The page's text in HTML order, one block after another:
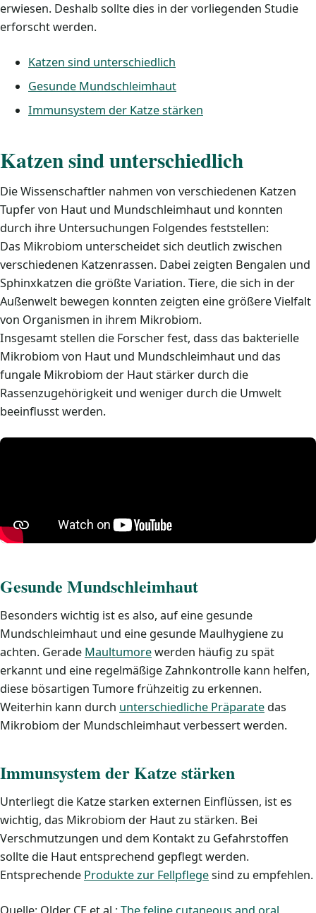
erwiesen. Deshalb sollte dies in der vorliegenden Studie
erforscht werden.
Katzen sind unterschiedlich
Gesunde Mundschleimhaut
Immunsystem der Katze stärken
Katzen sind unterschiedlich
Die Wissenschaftler nahmen von verschiedenen Katzen
Tupfer von Haut und Mundschleimhaut und konnten
durch ihre Untersuchungen Folgendes feststellen:
Das Mikrobiom unterscheidet sich deutlich zwischen
verschiedenen Katzenrassen. Dabei zeigten Bengalen und
Sphinxkatzen die größte Variation. Tiere, die sich in der
Außenwelt bewegen konnten zeigten eine größere Vielfalt
von Organismen in ihrem Mikrobiom.
Insgesamt stellen die Forscher fest, dass das bakterielle
Mikrobiom von Haut und Mundschleimhaut und das
fungale Mikrobiom der Haut stärker durch die
Rassenzugehörigkeit und weniger durch die Umwelt
beeinflusst werden.
Gesunde Mundschleimhaut
Besonders wichtig ist es also, auf eine gesunde
Mundschleimhaut und eine gesunde Maulhygiene zu
achten. Gerade Maultumorewerden häufig zu spät
erkannt und eine regelmäßige Zahnkontrolle kann helfen,
diese bösartigen Tumore frühzeitig zu erkennen.
Weiterhin kann durch unterschiedliche Präparate das
Mikrobiom der Mundschleimhaut verbessert werden.
Immunsystem der Katze stärken
Unterliegt die Katze starken externen Einflüssen, ist es
wichtig, das Mikrobiom der Haut zu stärken. Bei
Verschmutzungen und dem Kontakt zu Gefahrstoffen
sollte die Haut entsprechend gepflegt werden.
Entsprechende Produkte zur Fellpflegesind zu empfehlen.